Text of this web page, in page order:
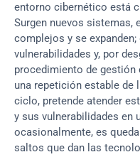
entorno cibernético está
Surgen nuevos sistemas,
complejos y se
vulnerabilidades y, por
procedimiento de gestión
una repetición estable de
ciclo, pretende atender
y sus vulnerabilidades en
ocasionalmente, es
saltos que dan las